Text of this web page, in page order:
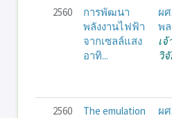
2560
การพัฒนา
พลังงานไฟฟ้า
จากเซลล์แสง
อาทิ...
ผ
พ
เ
วิ
2560
The emulation
ผ